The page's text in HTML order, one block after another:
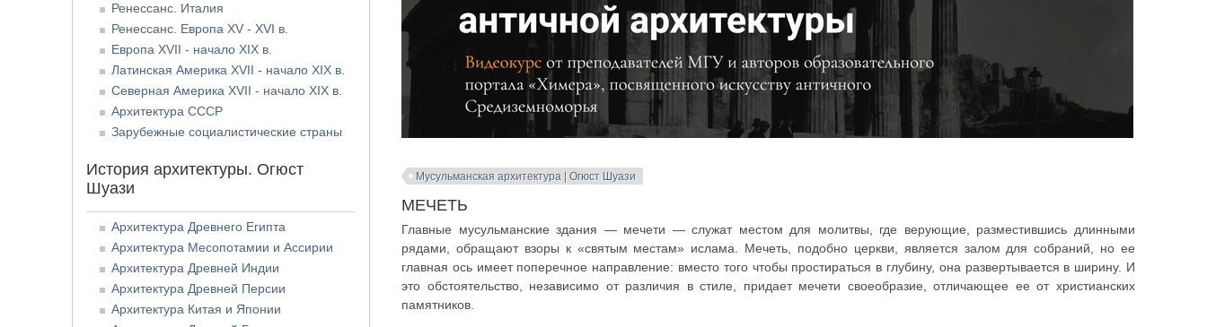
Мусульманская архитектура | Огюст Шуази
МЕЧЕТЬ
Главные мусульманские здания — мечети — служат местом для молитвы, где верующие, разместившись длинными
рядами, обращают взоры к «святым местам» ислама. Мечеть, подобно церкви, является залом для собраний, но ее
главная ось имеет поперечное направление: вместо того чтобы простираться в глубину, она развертывается в ширину. И
это обстоятельство, независимо от различия в стиле, придает мечети своеобразие, отличающее ее от христианских
памятников.
Ренессанс. Италия
Ренессанс. Европа XV - XVI в.
Европа XVII - начало XIX в.
Латинская Америка XVII - начало XIX в.
Северная Америка XVII - начало XIX в.
Архитектура СССР
Зарубежные социалистические страны
История архитектуры. Огюст
Шуази
Архитектура Древнего Египта
Архитектура Месопотамии и Ассирии
Архитектура Древней Индии
Архитектура Древней Персии
Архитектура Китая и Японии